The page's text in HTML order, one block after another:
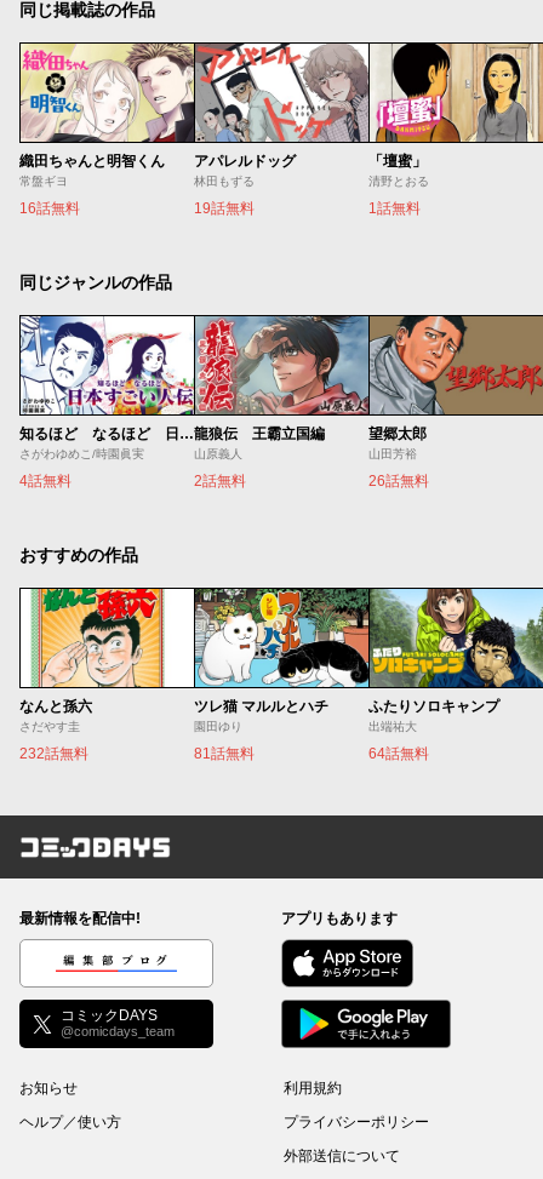
同じ掲載誌の作品
織田ちゃんと明智くん
常盤ギヨ
16話無料
アパレルドッグ
林田もずる
19話無料
「壇蜜」
清野とおる
1話無料
同じジャンルの作品
知るほど なるほど 日本すごい人伝
さがわゆめこ/時園眞実
4話無料
龍狼伝 王霸立国編
山原義人
2話無料
望郷太郎
山田芳裕
26話無料
おすすめの作品
なんと孫六
さだやす圭
232話無料
ツレ猫 マルルとハチ
園田ゆり
81話無料
ふたりソロキャンプ
出端祐大
64話無料
コミックDAYS
最新情報を配信中!
編集部ブログ
コミックDAYS
@comicdays_team
アプリもあります
お知らせ
ヘルプ／使い方
利用規約
プライバシーポリシー
外部送信について